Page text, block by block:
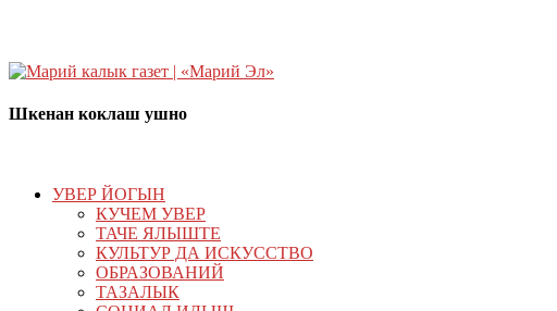
Шкенан коклаш ушно
УВЕР ЙОГЫН
КУЧЕМ УВЕР
ТАЧЕ ЯЛЫШТЕ
КУЛЬТУР ДА ИСКУССТВО
ОБРАЗОВАНИЙ
ТАЗАЛЫК